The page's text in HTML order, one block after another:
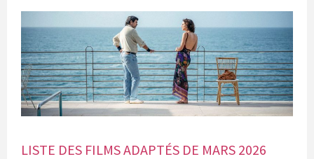
LISTE DES FILMS ADAPTÉS DE MARS 2026